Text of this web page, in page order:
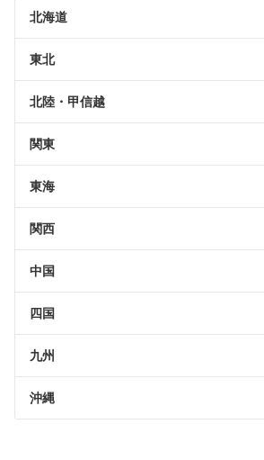
北海道
東北
北陸・甲信越
関東
東海
関西
中国
四国
九州
沖縄